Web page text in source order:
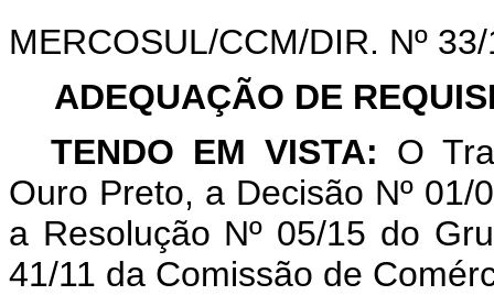
MERCOSUL/CCM/DIR. Nº
ADEQUAÇÃO DE
TENDO EM VISTA: O
Ouro Preto, a Decisão Nº
a Resolução Nº 05/15 do
41/11 da Comissão de